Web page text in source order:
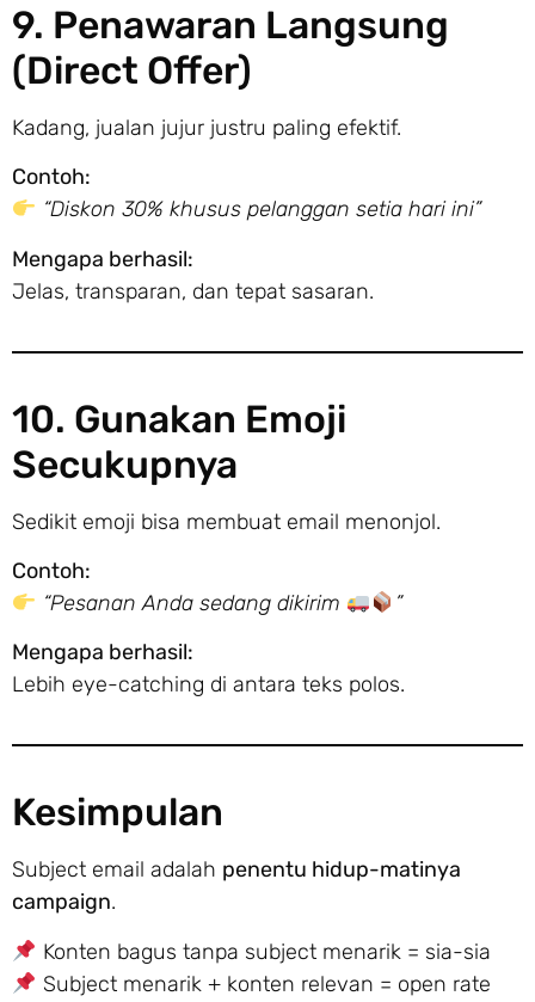
9. Penawaran Langsung
(Direct Offer)
Kadang, jualan jujur justru paling efektif.
Contoh:
“Diskon 30% khusus pelanggan setia hari ini”
Mengapa berhasil:
Jelas, transparan, dan tepat sasaran.
10. Gunakan Emoji
Secukupnya
Sedikit emoji bisa membuat email menonjol.
Contoh:
“Pesanan Anda sedang dikirim
”
Mengapa berhasil:
Lebih eye-catching di antara teks polos.
Kesimpulan
Subject email adalah penentu hidup-matinya
campaign.
Konten bagus tanpa subject menarik = sia-sia
Subject menarik + konten relevan = open rate